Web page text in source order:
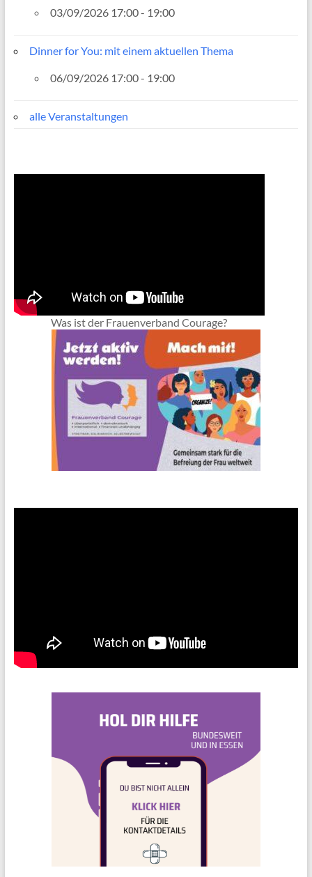
03/09/2026 17:00 - 19:00
Dinner for You: mit einem aktuellen Thema
06/09/2026 17:00 - 19:00
alle Veranstaltungen
Was ist der Frauenverband Courage?